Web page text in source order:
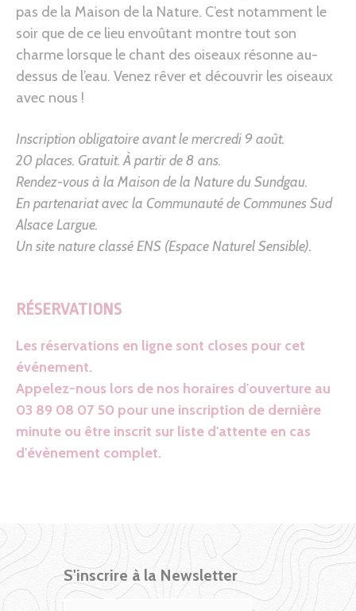
pas de la Maison de la Nature. C’est notamment le
soir que de ce lieu envoûtant montre tout son
charme lorsque le chant des oiseaux résonne au-
dessus de l’eau. Venez rêver et découvrir les oiseaux
avec nous !
Inscription obligatoire avant le mercredi 9 août.
20 places. Gratuit. À partir de 8 ans.
Rendez-vous à la Maison de la Nature du Sundgau.
En partenariat avec la Communauté de Communes Sud
Alsace Largue.
Un site nature classé ENS (Espace Naturel Sensible).
RÉSERVATIONS
Les réservations en ligne sont closes pour cet
événement.
Appelez-nous lors de nos horaires d'ouverture au
03 89 08 07 50 pour une inscription de dernière
minute ou être inscrit sur liste d'attente en cas
d'évènement complet.
S'inscrire à la Newsletter